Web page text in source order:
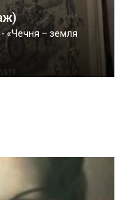
«Чечня – земля